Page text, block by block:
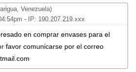
Venezuela)
- IP: 190.207.219.xxx
en comprar envases para el
favor comunicarse por el correo